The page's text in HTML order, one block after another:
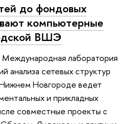
до фондовых
компьютерные
ВШЭ
лаборатория
анализа сетевых структур
Новгороде ведет
и прикладных
совместные проекты с